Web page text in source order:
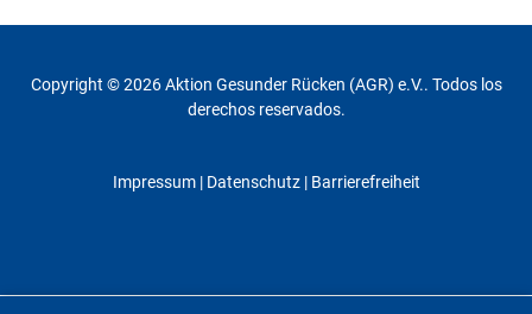
Copyright © 2026 Aktion Gesunder Rücken (AGR) e.V.. Todos los
derechos reservados.
Impressum| Datenschutz| Barrierefreiheit